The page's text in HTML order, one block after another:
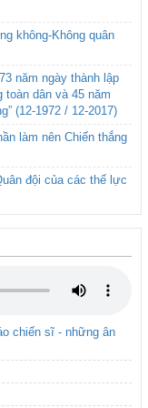
không-Không quân
năm ngày thành lập
toàn dân và 45 năm
(12-1972 / 12-2017)
làm nên Chiến thắng
đội của các thế lực
chiến sĩ - những ân